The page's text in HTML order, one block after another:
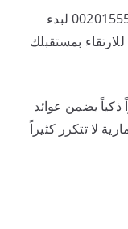
تواصل عبر الواتساب على الرقم 00201555617133 لبدء
بمستقبلك
ذكياً يضمن عوائد
لا تتكرر كثيراً